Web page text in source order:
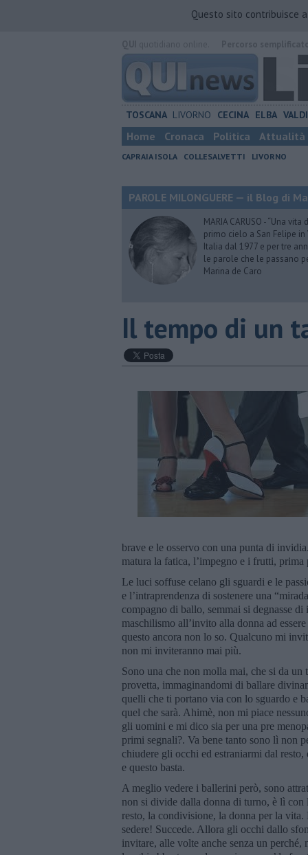
Questo sito contribuisce
TOSCANA LIVORNO CECINA ELBA
Home Cronaca Politica Attualità
CAPRAIA ISOLA COLLESALVETTI LIVORNO
PAROLE MILONGUERE — il Blog di
MARIA CARUSO - “Una
primo cielo a San Felipe
Italia dal 1977 e per tre
le parole che le passano
Marina de Caro
Il tempo di un
brave e le osservo con una punta di
matura la fatica, l’impegno e i frutti,
Le luci soffuse celano gli sguardi e le
e l’intraprendenza di sostenere una
compagno di ballo, semmai si degnasse
maschilismo all’invito alla donna ad
questo ancora non lo so. Qualcuno mi
non mi inviteranno mai più.
Sono una che non molla mai, che si da un
provetta, immaginandomi di ballare
quelli che ti portano via con lo sguardo e
quel che sarà. Ahimè, non mi piace
gli uomini e mi dico sia per una pre
primi segnali?. Va bene tanto sono lì non
chiudere gli occhi ed estraniarmi dal
e questo basta.
A meglio vedere i ballerini però, sono
non si divide dalla donna di turno, è lì con
resto, la condivisione, la donna per la
sedere! Succede. Allora gli occhi dallo
invitare, alle volte anche senza un